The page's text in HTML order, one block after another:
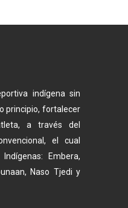
indígena sin
principio, fortalecer
a través del
el cual
Embera,
Naso Tjedi y